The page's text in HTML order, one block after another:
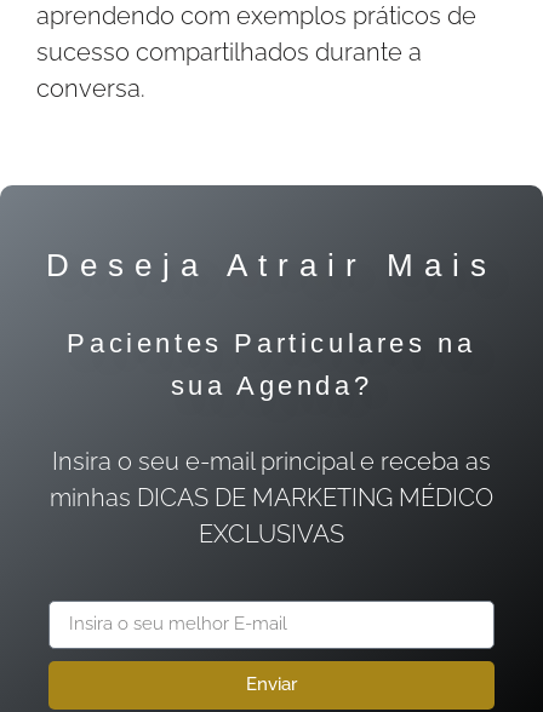
aprendendo com exemplos práticos de
sucesso compartilhados durante a
conversa.
Deseja Atrair Mais
Pacientes Particulares na
sua Agenda?
Insira o seu e-mail principal e receba as
minhas DICAS DE MARKETING MÉDICO
EXCLUSIVAS
Enviar